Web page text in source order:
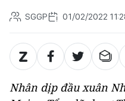
SGGP 01/02/2022
Nhân dịp đầu xuân